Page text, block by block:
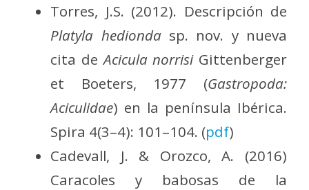
Torres, J.S. (2012). Descripción de
Platyla hedionda sp. nov. y nueva
cita deAcicula norrisiGittenberger
et Boeters, 1977 (Gastropoda:
Aciculidae) en la península Ibérica.
Spira 4(3–4): 101–104. (pdf)
Cadevall, J. & Orozco, A. (2016)
Caracoles y babosas de la